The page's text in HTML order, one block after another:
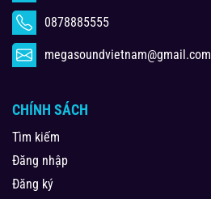
0878885555
megasoundvietnam@gmail.com
CHÍNH SÁCH
Tìm kiếm
Đăng nhập
Đăng ký